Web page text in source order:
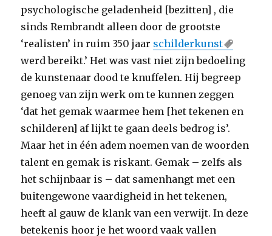
psychologische geladenheid [bezitten] , die
sinds Rembrandt alleen door de grootste
‘realisten’ in ruim 350 jaar schilderkunst
werd bereikt.’ Het was vast niet zijn bedoeling
de kunstenaar dood te knuffelen. Hij begreep
genoeg van zijn werk om te kunnen zeggen
‘dat het gemak waarmee hem [het tekenen en
schilderen] af lijkt te gaan deels bedrog is’.
Maar het in één adem noemen van de woorden
talent en gemak is riskant. Gemak – zelfs als
het schijnbaar is – dat samenhangt met een
buitengewone vaardigheid in het tekenen,
heeft al gauw de klank van een verwijt. In deze
betekenis hoor je het woord vaak vallen